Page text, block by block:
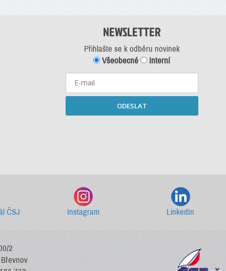
NEWSLETTER
Přihlašte se k odběru novinek
Všeobecné
Interní
ODESLAT
ČSJ Instagram LinkedIn
2